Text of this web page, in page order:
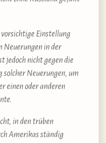
Einstellung
Neuerungen in der
jedoch nicht gegen die
Neuerungen, um
einen oder anderen
in den trüben
Amerikas ständig